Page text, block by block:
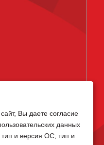
Вы даете согласие
данных
и версия ОС; тип и